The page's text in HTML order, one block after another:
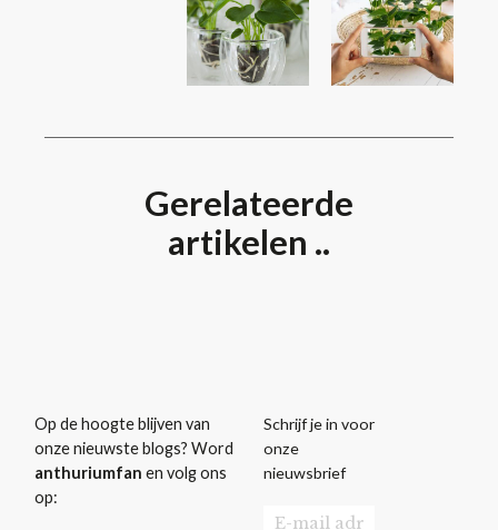
Gerelateerde
artikelen ..
Op de hoogte blijven van
onze nieuwste blogs? Word
anthuriumfan en volg ons
op:
Schrijf je in voor
onze
nieuwsbrief